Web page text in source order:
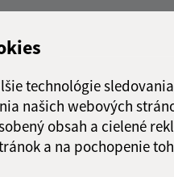
technológie
našich webových
obsah a cielené
a na pochopenie